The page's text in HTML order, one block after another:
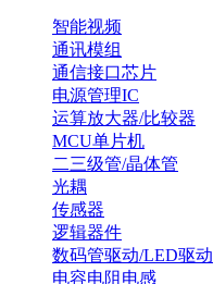
智能视频
通讯模组
通信接口芯片
电源管理IC
运算放大器/比较器
MCU单片机
二三级管/晶体管
光耦
传感器
逻辑器件
数码管驱动/LED驱动
电容电阻电感